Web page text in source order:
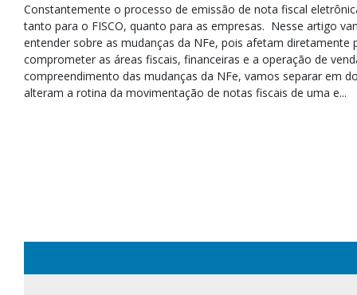
Constantemente o processo de emissão de nota fiscal
tanto para o FISCO, quanto para as empresas. Nesse artigo
entender sobre as mudanças da NFe, pois afetam
comprometer as áreas fiscais, financeiras e a operação de
compreendimento das mudanças da NFe, vamos separar em
alteram a rotina da movimentação de notas fiscais de uma e...